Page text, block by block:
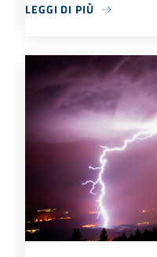
LEGGI DI PIÙ